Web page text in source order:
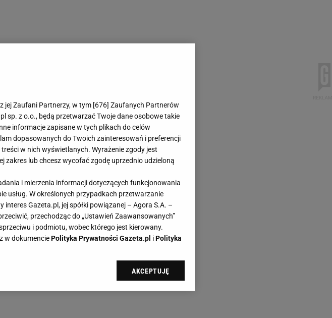
jej Zaufani Partnerzy, w tym [676] Zaufanych Partnerów
sp. z o.o., będą przetwarzać Twoje dane osobowe takie
informacje zapisane w tych plikach do celów
dopasowanych do Twoich zainteresowań i preferencji
w nich wyświetlanych. Wyrażenie zgody jest
zakres lub chcesz wycofać zgodę uprzednio udzieloną
i mierzenia informacji dotyczących funkcjonowania
usług. W określonych przypadkach przetwarzanie
Gazeta.pl, jej spółki powiązanej – Agora S.A. –
przechodząc do „Ustawień Zaawansowanych”
i podmiotu, wobec którego jest kierowany.
w dokumenciePolityka Prywatności Gazeta.pl iPolityka
plików cookie Gazeta.pl sp. z o.o., jej
Możesz w każdej chwili zmienić swoje preferencje
AKCEPTUJĘ